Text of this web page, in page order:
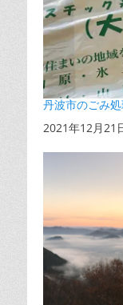
丹波市のごみ
日付
2021年12月21